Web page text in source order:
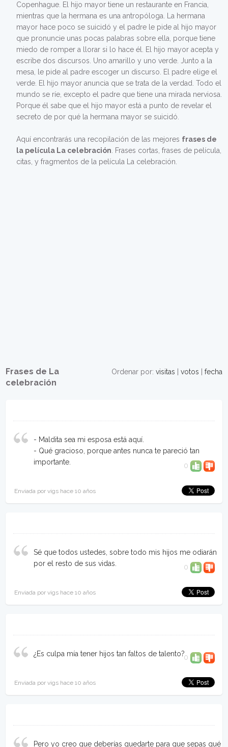
Copenhague. El hijo mayor tiene un restaurante en Francia,
mientras que la hermana es una antropóloga. La hermana
mayor hace poco se suicidó y el padre le pide al hijo mayor
que pronuncie unas pocas palabras sobre ella, porque tiene
miedo de romper a llorar si lo hace él. El hijo mayor acepta y
escribe dos discursos. Uno amarillo y uno verde. Junto a la
mesa, le pide al padre escoger un discurso. El padre elige el
verde. El hijo mayor anuncia que se trata de la verdad. Todo el
mundo se ríe, excepto el padre que tiene una mirada nerviosa.
Porque él sabe que el hijo mayor está a punto de revelar el
secreto de por qué la hermana mayor se suicidó.
Aquí encontrarás una recopilación de las mejores frases de
la película La celebración . Frases cortas, frases de película,
citas, y fragmentos de la película La celebración.
Ordenar por: visitas votos fecha
Frases de La
celebración
- Maldita sea mi esposa está aquí.
- Qué gracioso, porque antes nunca te pareció tan
importante.
0
Enviada por vigs hace 10 años
Sé que todos ustedes, sobre todo mis hijos me odiarán
por el resto de sus vidas.
0
Enviada por vigs hace 10 años
¿Es culpa mía tener hijos tan faltos de talento?0
Enviada por vigs hace 10 años
Pero yo creo que deberías quedarte para que sepas qué